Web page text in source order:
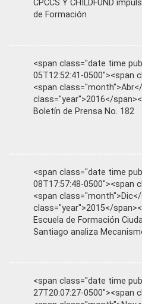
CPCCS Y CHILDFUND
de Formación
<span class="date time
05T12:52:41-0500"><span
<span
class="year">2016</
Boletín de Prensa No. 182
<span class="date time
08T17:57:48-0500"><span
<span
class="year">2015</
Escuela de Formación
Santiago analiza
<span class="date time
27T20:07:27-0500"><span